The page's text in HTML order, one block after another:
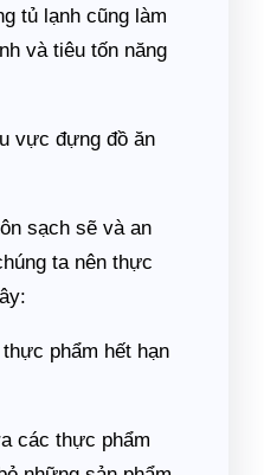
tủ lạnh cũng làm
và tiêu tốn năng
vực đựng đồ ăn
sạch sẽ và an
ta nên thực
phẩm hết hạn
các thực phẩm